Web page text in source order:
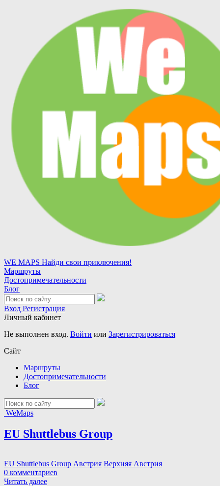
WE MAPS Найди свои приключения!
Маршруты
Достопримечательности
Блог
Вход Регистрация
Личный кабинет
Не выполнен вход. Войти или Зарегистрироваться
Сайт
Маршруты
Достопримечательности
Блог
WeMaps
EU Shuttlebus Group
EU Shuttlebus Group Австрия Верхняя Австрия
0 комментариев
Читать далее